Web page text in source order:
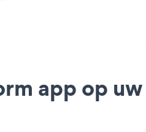
app op